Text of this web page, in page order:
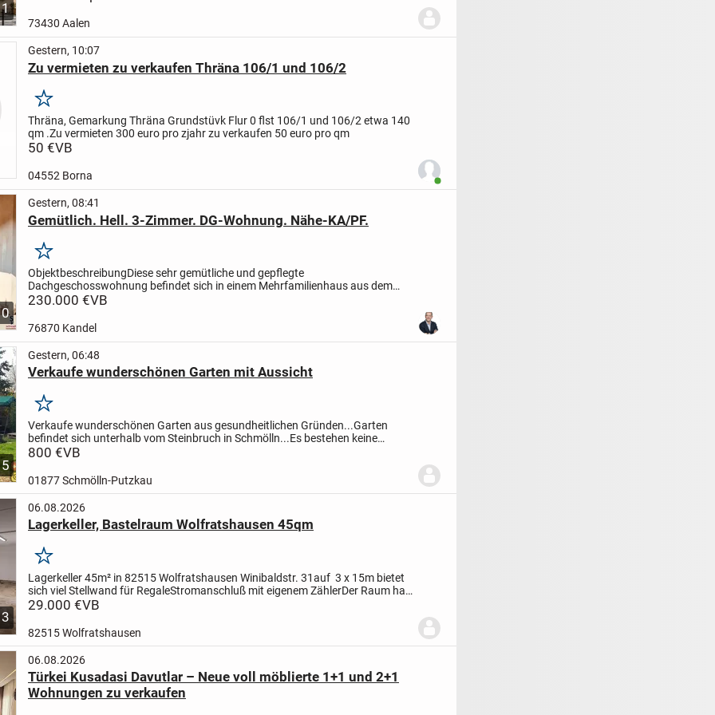
1
73430 Aalen
Gestern, 10:07
Zu vermieten zu verkaufen Thräna 106/1 und 106/2
Merken
Thräna, Gemarkung Thräna Grundstüvk Flur 0 flst 106/1 und 106/2 etwa 140
qm .Zu vermieten 300 euro pro zjahr zu verkaufen 50 euro pro qm
50 €VB
04552 Borna Benutzer ist online
Gestern, 08:41
Gemütlich. Hell. 3-Zimmer. DG-Wohnung. Nähe-KA/PF.
Merken
ObjektbeschreibungDiese sehr gemütliche und gepflegte
Dachgeschosswohnung befindet sich in einem Mehrfamilienhaus aus dem
Jahr 1995 in ruhiger Wohnlage von Straubenhardt.
230.000 €VB
76870 Kandel
5
Gestern, 06:48
Verkaufe wunderschönen Garten mit Aussicht
Merken
Verkaufe wunderschönen Garten aus gesundheitlichen Gründen...Garten
befindet sich unterhalb vom Steinbruch in Schmölln...Es bestehen keine
Anbaupflichten..!!
800 €VB
01877 Schmölln-Putzkau
3
06.08.2026
Lagerkeller, Bastelraum Wolfratshausen 45qm
Merken
Lagerkeller 45m² in 82515 Wolfratshausen Winibaldstr. 31auf 3 x 15m bietet
sich viel Stellwand für RegaleStromanschluß mit eigenem ZählerDer Raum hat
2 Fenster, Zufahrt über die Tiefgarage...
29.000 €VB
82515 Wolfratshausen
06.08.2026
Türkei Kusadasi Davutlar – Neue voll möblierte 1+1 und 2+1
Wohnungen zu verkaufen